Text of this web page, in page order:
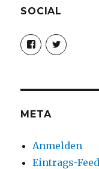
SOCIAL
Profil
von
anzeigen
Profil
von
anzeigen
META
Anmelden
Eintrags-Feed